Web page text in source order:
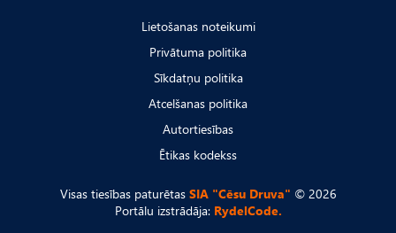
Lietošanas noteikumi
Privātuma politika
Sīkdatņu politika
Atcelšanas politika
Autortiesības
Ētikas kodekss
Visas tiesības paturētas SIA "Cēsu Druva" © 2026
Portālu izstrādāja: RydelCode.